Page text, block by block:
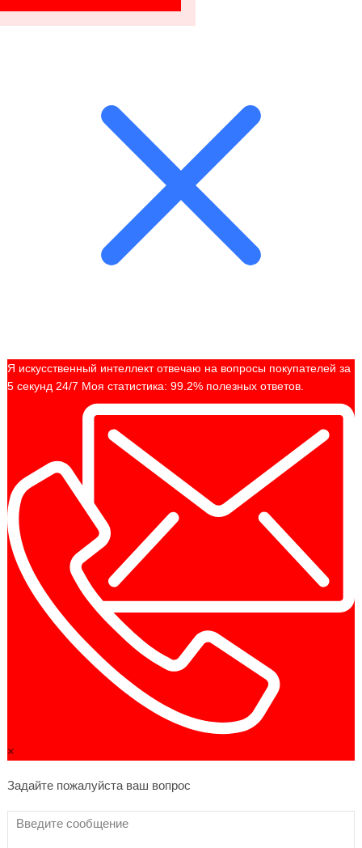
Я искусственный интеллект отвечаю на вопросы покупателей за
5 секунд 24/7 Моя статистика: 99.2% полезных ответов.
×
Задайте пожалуйста ваш вопрос